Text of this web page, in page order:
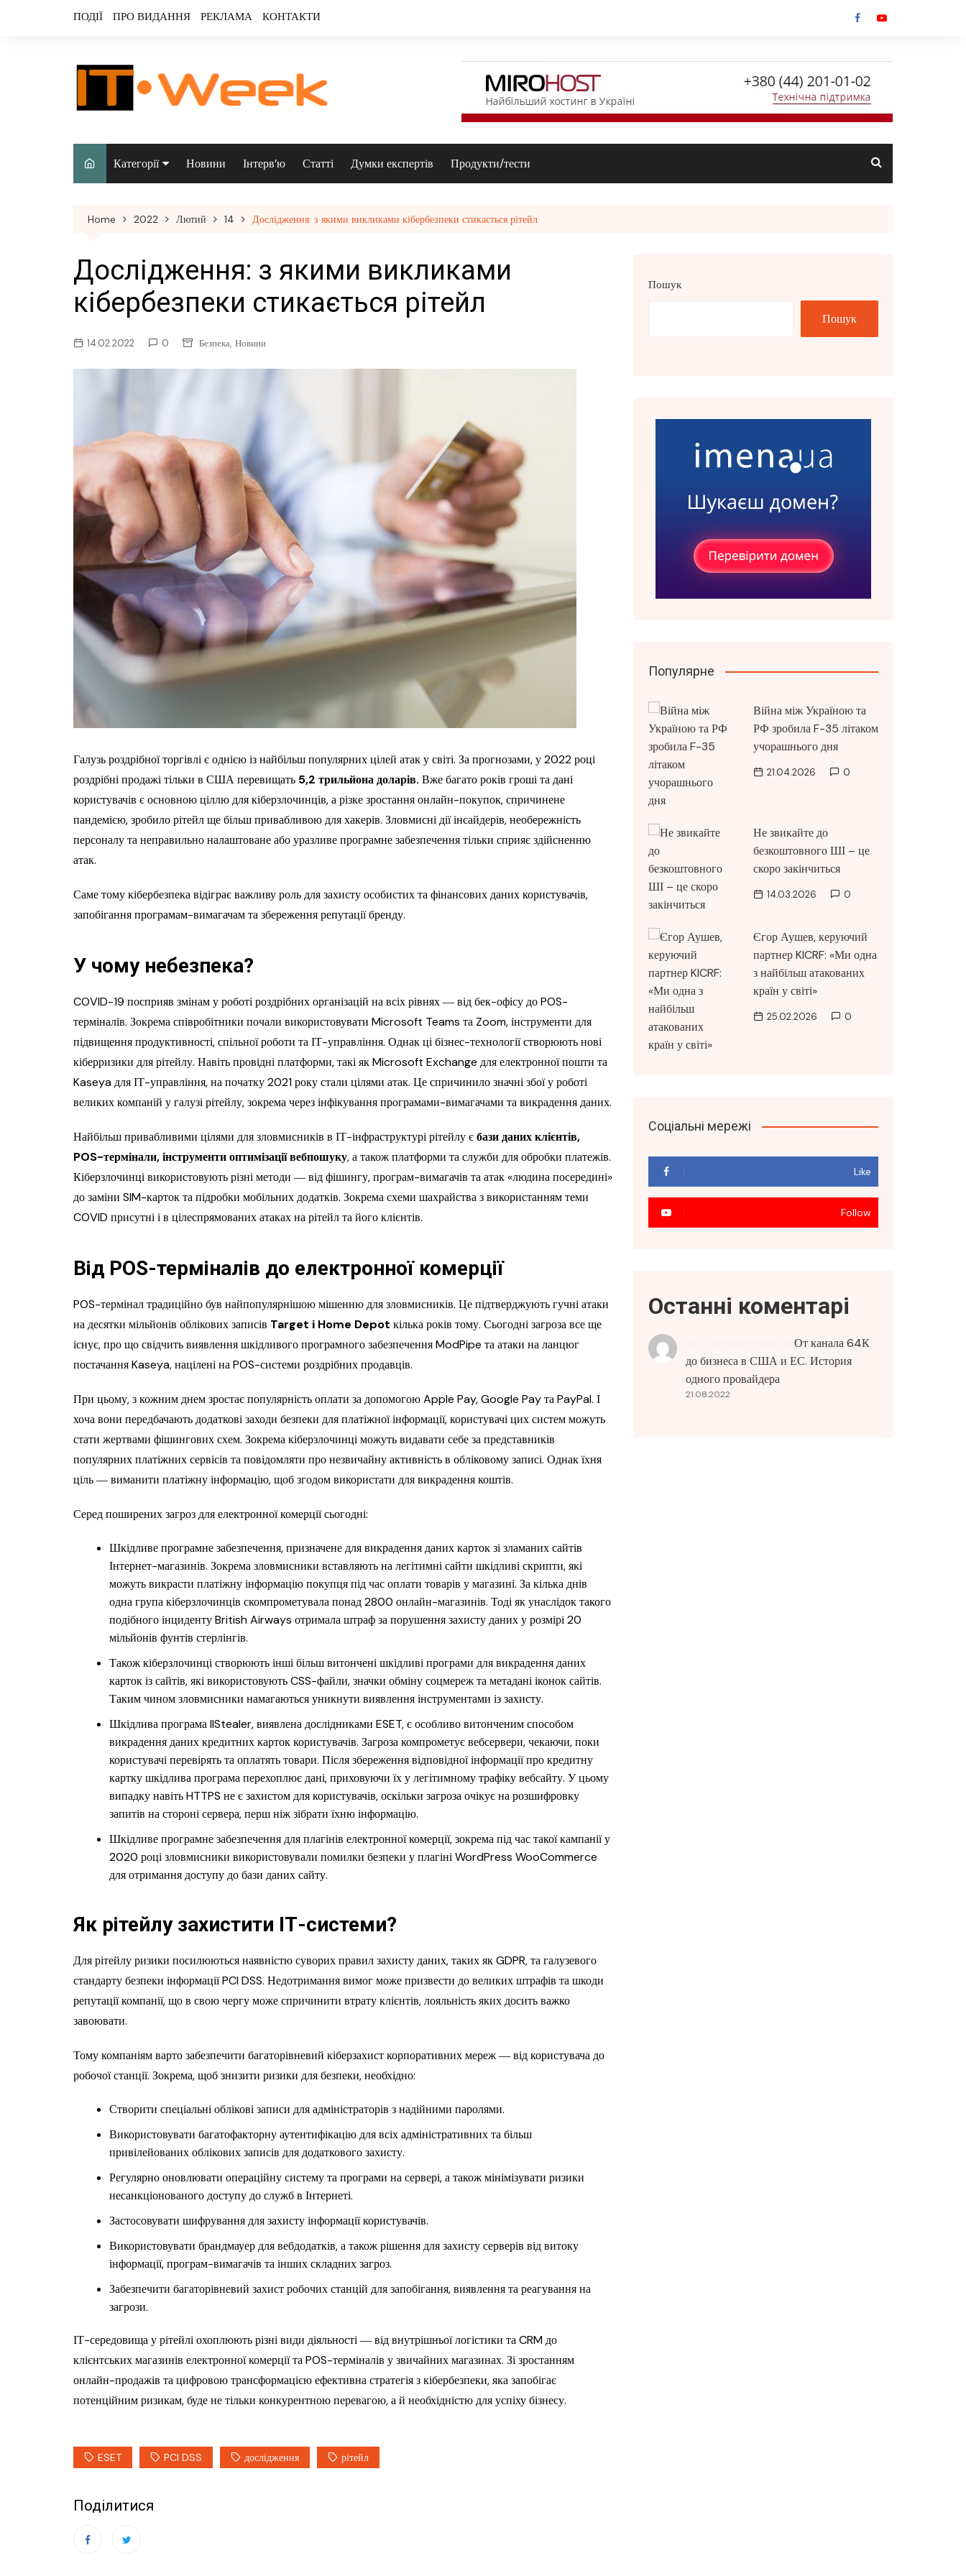
ПОДІЇ ПРО ВИДАННЯ РЕКЛАМА КОНТАКТИ
Категорії
Аудіо & відео
Безпека
Інфраструктура/
датацентри
Наука
Периферія
Телеком
Технології
Фінтех
Новини Інтерв’ю Статті Думки експертів Продукти/тести
Home 2022 Лютий 14 Дослідження: з якими викликами кібербезпеки стикається рітейл
Дослідження: з якими викликами
кібербезпеки стикається рітейл
14.02.2022 0 Безпека, Новини
Галузь роздрібної торгівлі є однією із найбільш популярних цілей атак у світі. За прогнозами, у 2022 році
роздрібні продажі тільки в США перевищать 5,2 трильйона доларів. Вже багато років гроші та дані
користувачів є основною ціллю для кіберзлочинців, а різке зростання онлайн-покупок, спричинене
пандемією, зробило рітейл ще більш привабливою для хакерів. Зловмисні дії інсайдерів, необережність
персоналу та неправильно налаштоване або уразливе програмне забезпечення тільки сприяє здійсненню
атак.
Саме тому кібербезпека відіграє важливу роль для захисту особистих та фінансових даних користувачів,
запобігання програмам-вимагачам та збереження репутації бренду.
У чому небезпека?
COVID-19 посприяв змінам у роботі роздрібних організацій на всіх рівнях ― від бек-офісу до POS-
терміналів. Зокрема співробітники почали використовувати Microsoft Teams та Zoom, інструменти для
підвищення продуктивності, спільної роботи та ІТ-управління. Однак ці бізнес-технології створюють нові
кіберризики для рітейлу. Навіть провідні платформи, такі як Microsoft Exchange для електронної пошти та
Kaseya для ІТ-управління, на початку 2021 року стали цілями атак. Це спричинило значні збої у роботі
великих компаній у галузі рітейлу, зокрема через інфікування програмами-вимагачами та викрадення даних.
Найбільш привабливими цілями для зловмисників в ІТ-інфраструктурі рітейлу єбази даних клієнтів,
POS-термінали, інструменти оптимізації вебпошуку, а також платформи та служби для обробки платежів.
Кіберзлочинці використовують різні методи ― від фішингу, програм-вимагачів та атак «людина посередині»
до заміни SIM-карток та підробки мобільних додатків. Зокрема схеми шахрайства з використанням теми
COVID присутні і в цілеспрямованих атаках на рітейл та його клієнтів.
Від POS-терміналів до електронної комерції
POS-термінал традиційно був найпопулярнішою мішенню для зловмисників. Це підтверджують гучні атаки
на десятки мільйонів облікових записів Target і Home Depot кілька років тому. Сьогодні загроза все ще
існує, про що свідчить виявлення шкідливого програмного забезпечення ModPipe та атаки на ланцюг
постачання Kaseya, націлені на POS-системи роздрібних продавців.
При цьому, з кожним днем зростає популярність оплати за допомогою Apple Pay, Google Pay та PayPal. І
хоча вони передбачають додаткові заходи безпеки для платіжної інформації, користувачі цих систем можуть
стати жертвами фішингових схем. Зокрема кіберзлочинці можуть видавати себе за представників
популярних платіжних сервісів та повідомляти про незвичайну активність в обліковому записі. Однак їхня
ціль ― виманити платіжну інформацію, щоб згодом використати для викрадення коштів.
Серед поширених загроз для електронної комерції сьогодні:
Шкідливе програмне забезпечення, призначене для викрадення даних карток зі зламаних сайтів
Інтернет-магазинів. Зокрема зловмисники вставляють на легітимні сайти шкідливі скрипти, які
можуть викрасти платіжну інформацію покупця під час оплати товарів у магазині. За кілька днів
одна група кіберзлочинців скомпрометувала понад 2800 онлайн-магазинів. Тоді як унаслідок такого
подібного інциденту British Airways отримала штраф за порушення захисту даних у розмірі 20
мільйонів фунтів стерлінгів.
Також кіберзлочинці створюють інші більш витончені шкідливі програми для викрадення даних
карток із сайтів, які використовують CSS-файли, значки обміну соцмереж та метадані іконок сайтів.
Таким чином зловмисники намагаються уникнути виявлення інструментами із захисту.
Шкідлива програма IIStealer, виявлена дослідниками ESET, є особливо витонченим способом
викрадення даних кредитних карток користувачів. Загроза компрометує вебсервери, чекаючи, поки
користувачі перевірять та оплатять товари. Після збереження відповідної інформації про кредитну
картку шкідлива програма перехоплює дані, приховуючи їх у легітимному трафіку вебсайту. У цьому
випадку навіть HTTPS не є захистом для користувачів, оскільки загроза очікує на розшифровку
запитів на стороні сервера, перш ніж зібрати їхню інформацію.
Шкідливе програмне забезпечення для плагінів електронної комерції, зокрема під час такої кампанії у
2020 році зловмисники використовували помилки безпеки у плагіні WordPress WooCommerce
для отримання доступу до бази даних сайту.
Як рітейлу захистити ІТ-системи?
Для рітейлу ризики посилюються наявністю суворих правил захисту даних, таких як GDPR, та галузевого
стандарту безпеки інформації PCI DSS. Недотримання вимог може призвести до великих штрафів та шкоди
репутації компанії, що в свою чергу може спричинити втрату клієнтів, лояльність яких досить важко
завоювати.
Тому компаніям варто забезпечити багаторівневий кіберзахист корпоративних мереж ― від користувача до
робочої станції. Зокрема, щоб знизити ризики для безпеки, необхідно:
Створити спеціальні облікові записи для адміністраторів з надійними паролями.
Використовувати багатофакторну аутентифікацію для всіх адміністративних та більш
привілейованих облікових записів для додаткового захисту.
Регулярно оновлювати операційну систему та програми на сервері, а також мінімізувати ризики
несанкціонованого доступу до служб в Інтернеті.
Застосовувати шифрування для захисту інформації користувачів.
Використовувати брандмауер для вебдодатків, а також рішення для захисту серверів від витоку
інформації, програм-вимагачів та інших складних загроз.
Забезпечити багаторівневий захист робочих станцій для запобігання, виявлення та реагування на
загрози.
ІТ-середовища у рітейлі охоплюють різні види діяльності ― від внутрішньої логістики та CRM до
клієнтських магазинів електронної комерції та POS-терміналів у звичайних магазинах. Зі зростанням
онлайн-продажів та цифровою трансформацією ефективна стратегія з кібербезпеки, яка запобігає
потенційним ризикам, буде не тільки конкурентною перевагою, а й необхідністю для успіху бізнесу.
ESET PCI DSS дослідження рітейл
Поділитися
Пошук
Пошук
Популярне
Війна між Україною та
РФ зробила F-35 літаком
учорашнього дня
21.04.2026 0
Не звикайте до
безкоштовного ШІ – це
скоро закінчиться
14.03.2026 0
Єгор Аушев, керуючий
партнер KICRF: «Ми одна
з найбільш атакованих
країн у світі»
25.02.2026 0
Соціальні мережі
Like
Follow
Останні коментарі
От канала 64К
до бизнеса в США и ЕС. История
одного провайдера
21.08.2022